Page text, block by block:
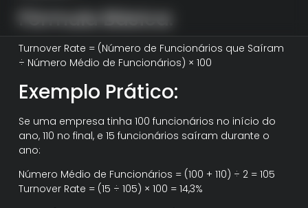
Fórmula Básica:
Turnover Rate = (Número de Funcionários que Saíram
÷ Número Médio de Funcionários) × 100
Exemplo Prático:
Se uma empresa tinha 100 funcionários no início do
ano, 110 no final, e 15 funcionários saíram durante o
ano:
Número Médio de Funcionários = (100 + 110) ÷ 2 = 105
Turnover Rate = (15 ÷ 105) × 100 = 14,3%